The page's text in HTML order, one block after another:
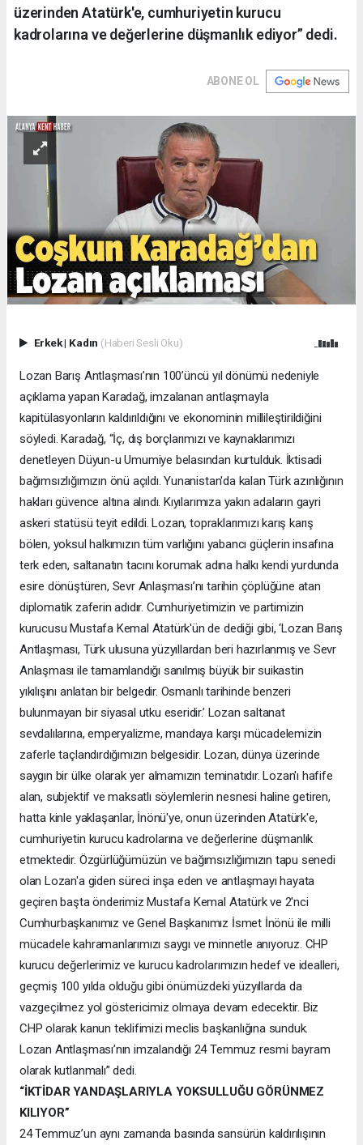
üzerinden Atatürk'e, cumhuriyetin kurucu
kadrolarına ve değerlerine düşmanlık ediyor” dedi.
ABONE OL
Erkek| Kadın (Haberi Sesli Oku)
Lozan Barış Antlaşması’nın 100’üncü yıl dönümü nedeniyle
açıklama yapan Karadağ, imzalanan antlaşmayla
kapitülasyonların kaldırıldığını ve ekonominin millileştirildiğini
söyledi. Karadağ, “İç, dış borçlarımızı ve kaynaklarımızı
denetleyen Düyun-u Umumiye belasından kurtulduk. İktisadi
bağımsızlığımızın önü açıldı. Yunanistan'da kalan Türk azınlığının
hakları güvence altına alındı. Kıyılarımıza yakın adaların gayri
askeri statüsü teyit edildi. Lozan, topraklarımızı karış karış
bölen, yoksul halkımızın tüm varlığını yabancı güçlerin insafına
terk eden, saltanatın tacını korumak adına halkı kendi yurdunda
esire dönüştüren, Sevr Anlaşması’nı tarihin çöplüğüne atan
diplomatik zaferin adıdır. Cumhuriyetimizin ve partimizin
kurucusu Mustafa Kemal Atatürk'ün de dediği gibi, ‘Lozan Barış
Antlaşması, Türk ulusuna yüzyıllardan beri hazırlanmış ve Sevr
Anlaşması ile tamamlandığı sanılmış büyük bir suikastin
yıkılışını anlatan bir belgedir. Osmanlı tarihinde benzeri
bulunmayan bir siyasal utku eseridir.’ Lozan saltanat
sevdalılarına, emperyalizme, mandaya karşı mücadelemizin
zaferle taçlandırdığımızın belgesidir. Lozan, dünya üzerinde
saygın bir ülke olarak yer almamızın teminatıdır. Lozan'ı hafife
alan, subjektif ve maksatlı söylemlerin nesnesi haline getiren,
hatta kinle yaklaşanlar, İnönü'ye, onun üzerinden Atatürk'e,
cumhuriyetin kurucu kadrolarına ve değerlerine düşmanlık
etmektedir. Özgürlüğümüzün ve bağımsızlığımızın tapu senedi
olan Lozan'a giden süreci inşa eden ve antlaşmayı hayata
geçiren başta önderimiz Mustafa Kemal Atatürk ve 2'nci
Cumhurbaşkanımız ve Genel Başkanımız İsmet İnönü ile milli
mücadele kahramanlarımızı saygı ve minnetle anıyoruz. CHP
kurucu değerlerimiz ve kurucu kadrolarımızın hedef ve idealleri,
geçmiş 100 yılda olduğu gibi önümüzdeki yüzyıllarda da
vazgeçilmez yol göstericimiz olmaya devam edecektir. Biz
CHP olarak kanun teklifimizi meclis başkanlığına sunduk.
Lozan Antlaşması’nın imzalandığı 24 Temmuz resmi bayram
olarak kutlanmalı” dedi.
“İKTİDAR YANDAŞLARIYLA YOKSULLUĞU GÖRÜNMEZ
KILIYOR”
24 Temmuz’un aynı zamanda basında sansürün kaldırılışının